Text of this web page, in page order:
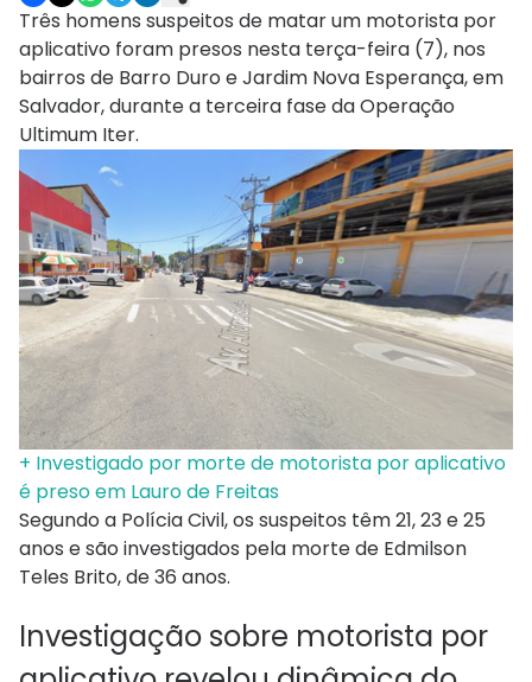
Três homens suspeitos de matar um motorista por
aplicativo foram presos nesta terça-feira (7), nos
bairros de Barro Duro e Jardim Nova Esperança, em
Salvador, durante a terceira fase da Operação
Ultimum Iter.
+ Investigado por morte de motorista por aplicativo
é preso em Lauro de Freitas
Segundo a Polícia Civil, os suspeitos têm 21, 23 e 25
anos e são investigados pela morte de Edmilson
Teles Brito, de 36 anos.
Investigação sobre motorista por